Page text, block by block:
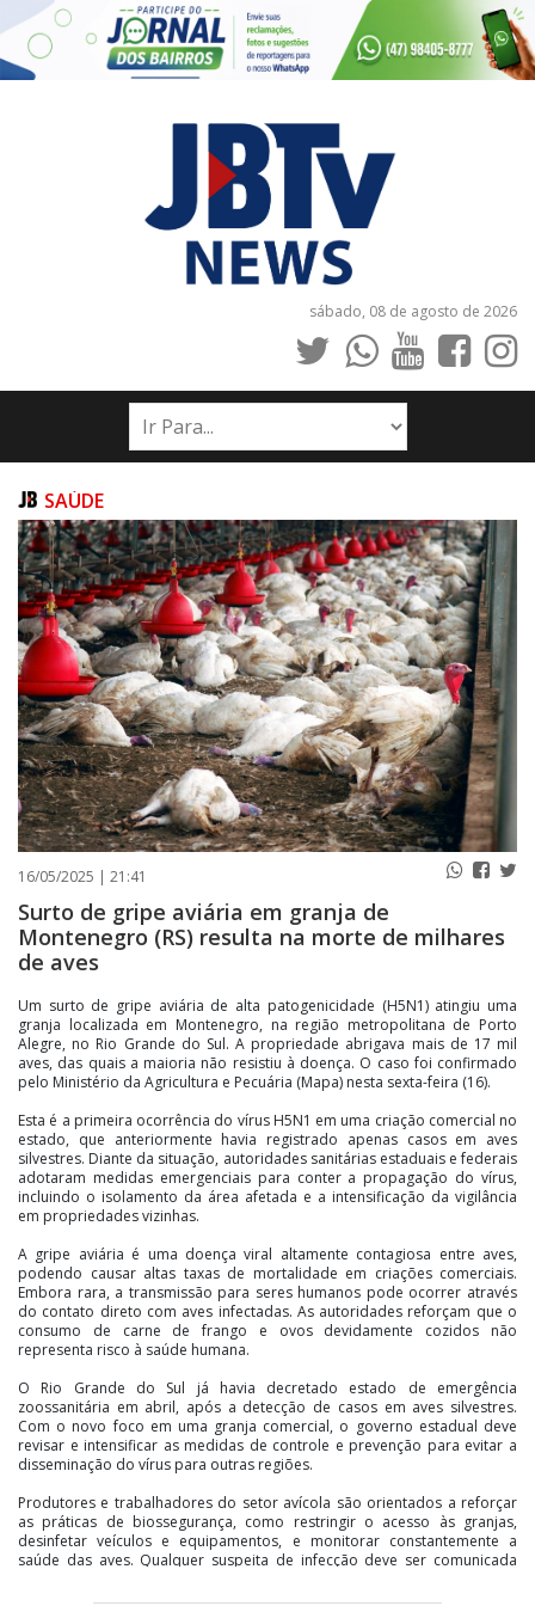
sábado, 08 de agosto de 2026
INÍCIO
NOTÍCIAS
PUBLICAÇÕES LEGAIS
CONTATO
SAÚDE
16/05/2025 | 21:41
Surto de gripe aviária em granja de
Montenegro (RS) resulta na morte de milhares
de aves
Um surto de gripe aviária de alta patogenicidade (H5N1) atingiu uma
granja localizada em Montenegro, na região metropolitana de Porto
Alegre, no Rio Grande do Sul. A propriedade abrigava mais de 17 mil
aves, das quais a maioria não resistiu à doença. O caso foi confirmado
pelo Ministério da Agricultura e Pecuária (Mapa) nesta sexta-feira (16).
Esta é a primeira ocorrência do vírus H5N1 em uma criação comercial no
estado, que anteriormente havia registrado apenas casos em aves
silvestres. Diante da situação, autoridades sanitárias estaduais e federais
adotaram medidas emergenciais para conter a propagação do vírus,
incluindo o isolamento da área afetada e a intensificação da vigilância
em propriedades vizinhas.
A gripe aviária é uma doença viral altamente contagiosa entre aves,
podendo causar altas taxas de mortalidade em criações comerciais.
Embora rara, a transmissão para seres humanos pode ocorrer através
do contato direto com aves infectadas. As autoridades reforçam que o
consumo de carne de frango e ovos devidamente cozidos não
representa risco à saúde humana.
O Rio Grande do Sul já havia decretado estado de emergência
zoossanitária em abril, após a detecção de casos em aves silvestres.
Com o novo foco em uma granja comercial, o governo estadual deve
revisar e intensificar as medidas de controle e prevenção para evitar a
disseminação do vírus para outras regiões.
Produtores e trabalhadores do setor avícola são orientados a reforçar
as práticas de biossegurança, como restringir o acesso às granjas,
desinfetar veículos e equipamentos, e monitorar constantemente a
saúde das aves. Qualquer suspeita de infecção deve ser comunicada